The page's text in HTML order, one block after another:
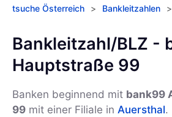
tsuche Österreich > Bankleitzahlen >
Bankleitzahl/BLZ -
Hauptstraße 99
Banken beginnend mit bank99
99 mit einer Filiale in Auersthal.